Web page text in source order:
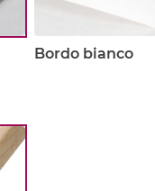
Bordo bianco